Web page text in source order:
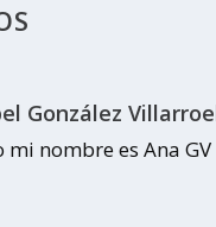
González
nombre es Ana GV